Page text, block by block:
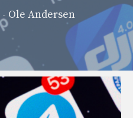
- Ole Andersen